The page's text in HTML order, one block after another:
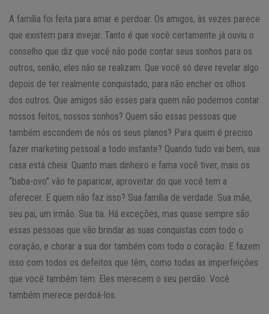
A família foi feita para amar e perdoar. Os amigos, às vezes parece
que existem para invejar. Tanto é que você certamente já ouviu o
conselho que diz que você não pode contar seus sonhos para os
outros, senão, eles não se realizam. Que você só deve revelar algo
depois de ter realmente conquistado, para não encher os olhos
dos outros. Que amigos são esses para quem não podemos contar
nossos feitos, nossos sonhos? Quem são essas pessoas que
também escondem de nós os seus planos? Para quem é preciso
fazer marketing pessoal a todo instante? Quando tudo vai bem, sua
casa está cheia. Quanto mais dinheiro e fama você tiver, mais os
“baba-ovo” vão te paparicar, aproveitar do que você tem a
oferecer. E quem não faz isso? Sua família de verdade. Sua mãe,
seu pai, um irmão. Sua tia. Há exceções, mas quase sempre são
essas pessoas que vão brindar as suas conquistas com todo o
coração, e chorar a sua dor também com todo o coração. E fazem
isso com todos os defeitos que têm, como todas as imperfeições
que você também tem. Eles merecem o seu perdão. Você
também merece perdoá-los.